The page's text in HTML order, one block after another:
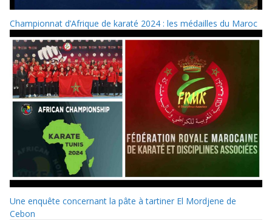
Championnat d’Afrique de karaté 2024 : les médailles du Maroc
Une enquête concernant la pâte à tartiner El Mordjene de
Cebon